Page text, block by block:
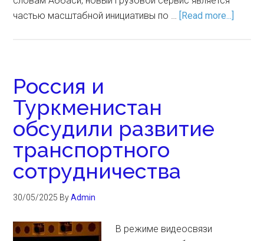
частью масштабной инициативы по … [Read more...]
Россия и
Туркменистан
обсудили развитие
транспортного
сотрудничества
30/05/2025 ByAdmin
В режиме видеосвязи